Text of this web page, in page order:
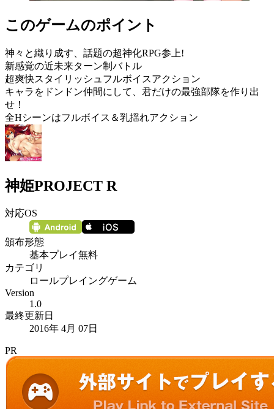
このゲームのポイント
神々と織り成す、話題の超神化RPG参上!
新感覚の近未来ターン制バトル
超爽快スタイリッシュフルボイスアクション
キャラをドンドン仲間にして、君だけの最強部隊を作り出
せ！
全Hシーンはフルボイス＆乳揺れアクション
神姫PROJECT R
対応OS
頒布形態
基本プレイ無料
カテゴリ
ロールプレイングゲーム
Version
1.0
最終更新日
2016年 4月 07日
PR